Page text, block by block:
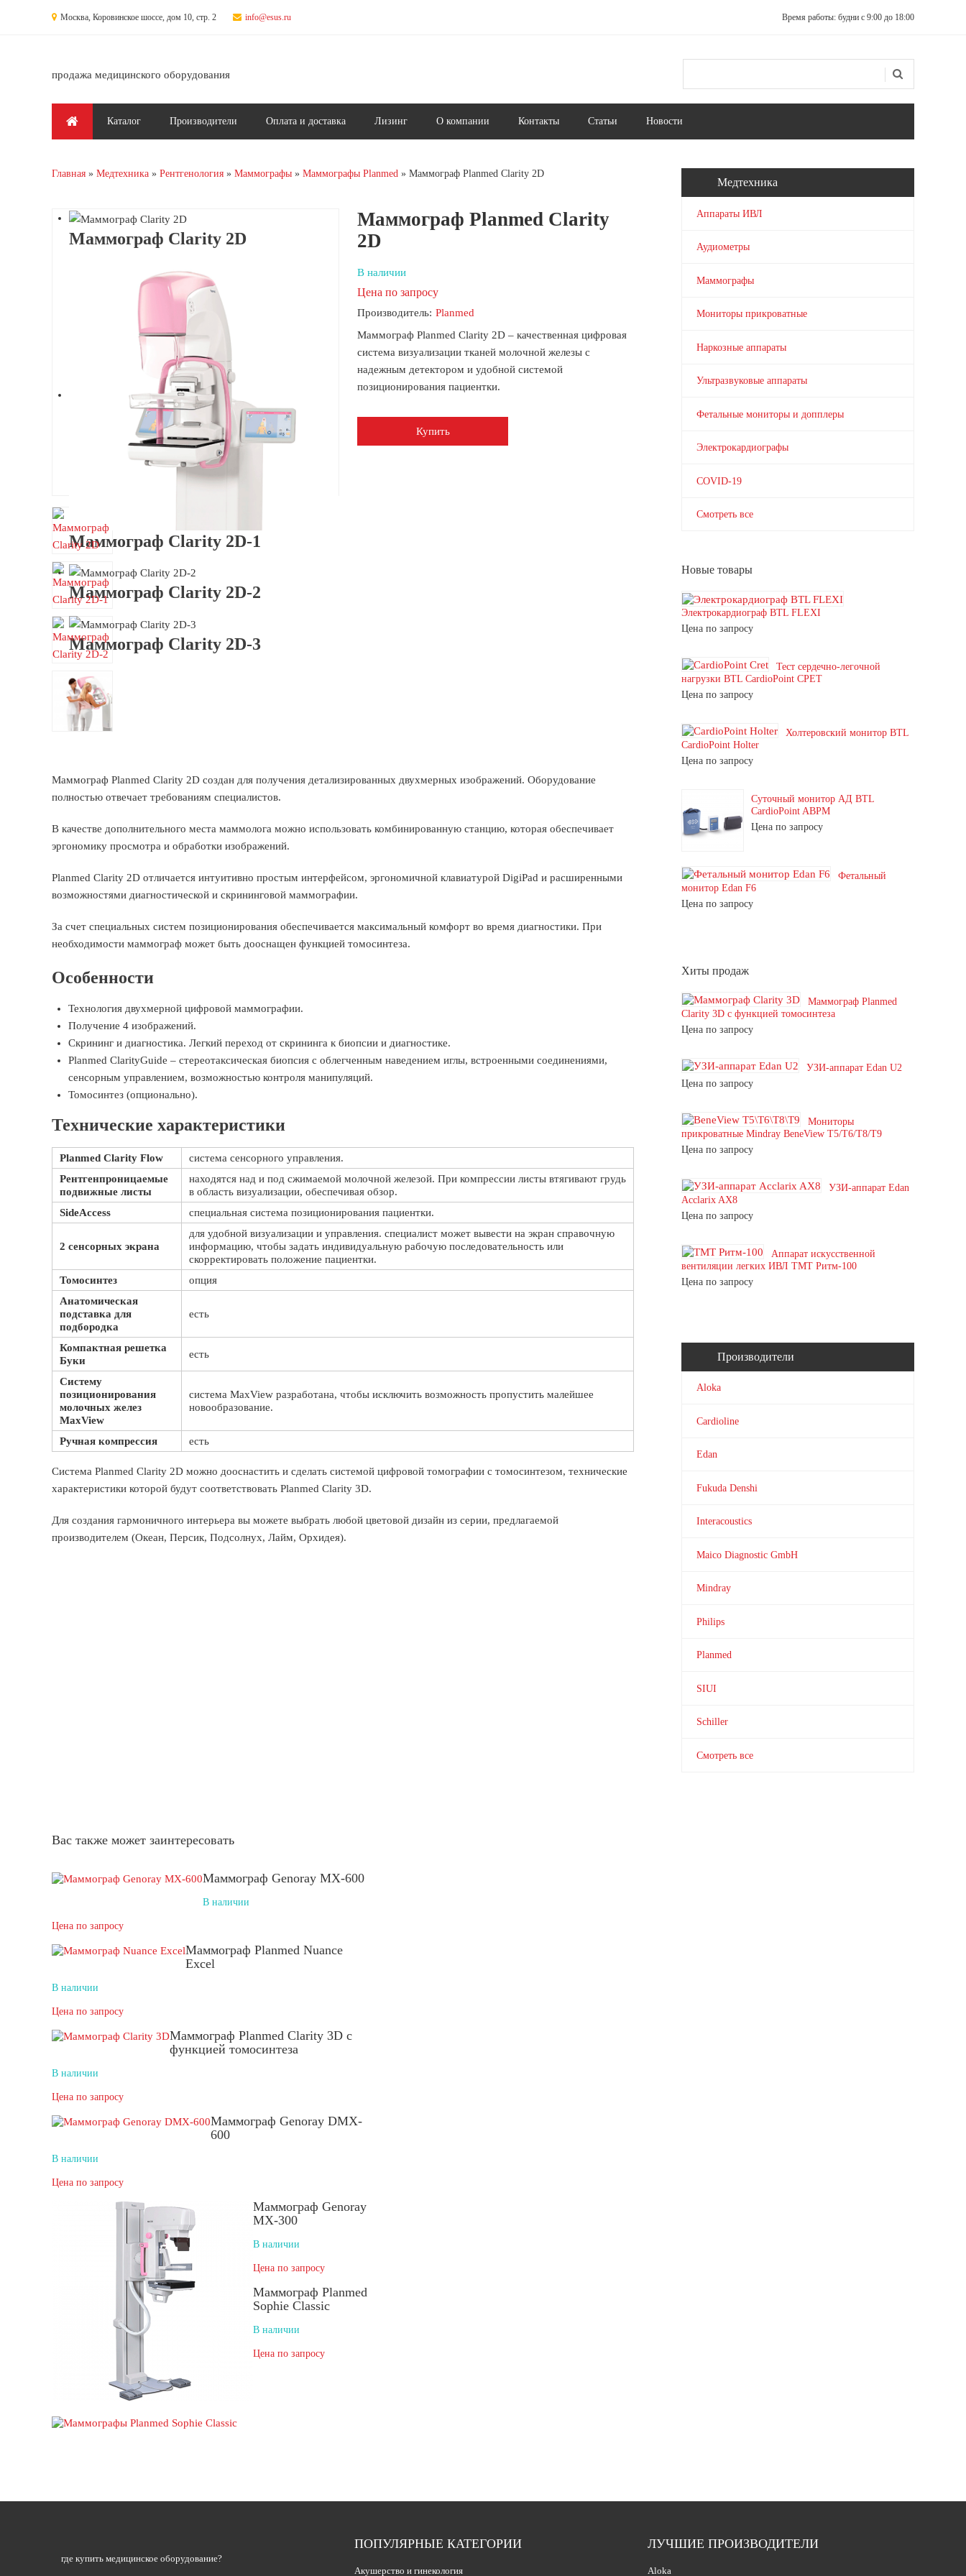
Москва, Коровинское шоссе, дом 10, стр. 2 info@esus.ru Время работы: будни с 9:00 до 18:00
продажа медицинского оборудования
Главное менюКаталог Производители Оплата и доставка Лизинг О компании Контакты Статьи Новости
Главная Медтехника Рентгенология Маммографы Маммографы Planmed Маммограф Planmed Clarity 2D
Маммограф Clarity 2D
Маммограф Clarity 2D-1
Маммограф Clarity 2D-2
Маммограф Clarity 2D-3
Маммограф Planmed Clarity
2D
В наличии
Цена по запросу
Производитель: Planmed
Маммограф Planmed Clarity 2D – качественная цифровая
система визуализации тканей молочной железы с
надежным детектором и удобной системой
позиционирования пациентки.
Купить
Маммограф Planmed Clarity 2D создан для получения детализированных двухмерных изображений. Оборудование
полностью отвечает требованиям специалистов.
В качестве дополнительного места маммолога можно использовать комбинированную станцию, которая обеспечивает
эргономику просмотра и обработки изображений.
Planmed Clarity 2D отличается интуитивно простым интерфейсом, эргономичной клавиатурой DigiPad и расширенными
возможностями диагностической и скрининговой маммографии.
За счет специальных систем позиционирования обеспечивается максимальный комфорт во время диагностики. При
необходимости маммограф может быть дооснащен функцией томосинтеза.
Особенности
Технология двухмерной цифровой маммографии.
Получение 4 изображений.
Скрининг и диагностика. Легкий переход от скрининга к биопсии и диагностике.
Planmed ClarityGuide – стереотаксическая биопсия с облегченным наведением иглы, встроенными соединениями,
сенсорным управлением, возможностью контроля манипуляций.
Томосинтез (опционально).
Технические характеристики
Planmed Clarity Flow
система сенсорного управления.
Рентгенпроницаемые
подвижные листы
находятся над и под сжимаемой молочной железой. При компрессии листы втягивают грудь
в область визуализации, обеспечивая обзор.
SideAccess
специальная система позиционирования пациентки.
2 сенсорных экрана
для удобной визуализации и управления. специалист может вывести на экран справочную
информацию, чтобы задать индивидуальную рабочую последовательность или
скорректировать положение пациентки.
Томосинтез
опция
Анатомическая
подставка для
подбородка
есть
Компактная решетка
Буки
есть
Систему
позиционирования
молочных желез
MaxView
система MaxView разработана, чтобы исключить возможность пропустить малейшее
новообразование.
Ручная компрессия есть
Система Planmed Clarity 2D можно дооснастить и сделать системой цифровой томографии с томосинтезом, технические
характеристики которой будут соответствовать Planmed Clarity 3D.
Для создания гармоничного интерьера вы можете выбрать любой цветовой дизайн из серии, предлагаемой
производителем (Океан, Персик, Подсолнух, Лайм, Орхидея).
Медтехника
Аппараты ИВЛ
Аудиометры
Маммографы
Мониторы прикроватные
Наркозные аппараты
Ультразвуковые аппараты
Фетальные мониторы и допплеры
Электрокардиографы
COVID-19
Смотреть все
Новые товары
Электрокардиограф BTL FLEXI
Цена по запросу
Тест сердечно-легочной
нагрузки BTL CardioPoint CPET
Цена по запросу
Холтеровский монитор BTL
CardioPoint Holter
Цена по запросу
Суточный монитор АД BTL
CardioPoint ABPM
Цена по запросу
Фетальный
монитор Edan F6
Цена по запросу
Хиты продаж
Маммограф Planmed
Clarity 3D с функцией томосинтеза
Цена по запросу
УЗИ-аппарат Edan U2
Цена по запросу
Мониторы
прикроватные Mindray BeneView T5/T6/T8/T9
Цена по запросу
УЗИ-аппарат Edan
Acclarix AX8
Цена по запросу
Аппарат искусственной
вентиляции легких ИВЛ ТМТ Ритм-100
Цена по запросу
Производители
Aloka
Cardioline
Edan
Fukuda Denshi
Interacoustics
Maico Diagnostic GmbH
Mindray
Philips
Planmed
SIUI
Schiller
Смотреть все
Вас также может заинтересовать
Маммограф Genoray MX-600
В наличии
Цена по запросу
Маммограф Planmed Nuance
Excel
В наличии
Цена по запросу
Маммограф Planmed Clarity 3D с
функцией томосинтеза
В наличии
Цена по запросу
Маммограф Genoray DMX-
600
В наличии
Цена по запросу
Маммограф Genoray
MX-300
В наличии
Цена по запросу
Маммограф Planmed
Sophie Classic
В наличии
Цена по запросу
где купить медицинское оборудование?
ПОПУЛЯРНЫЕ КАТЕГОРИИ
Акушерство и гинекология
ЛУЧШИЕ ПРОИЗВОДИТЕЛИ
Aloka